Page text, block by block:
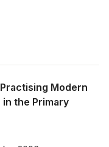
Modern
in the Primary